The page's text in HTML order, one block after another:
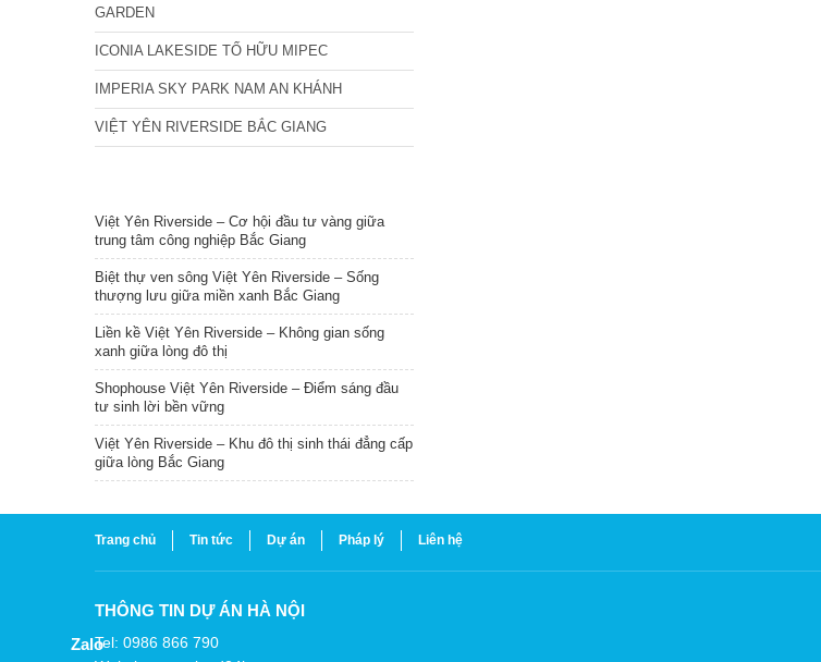
GARDEN
ICONIA LAKESIDE TỐ HỮU MIPEC
IMPERIA SKY PARK NAM AN KHÁNH
VIỆT YÊN RIVERSIDE BẮC GIANG
Việt Yên Riverside – Cơ hội đầu tư vàng giữa
trung tâm công nghiệp Bắc Giang
Biệt thự ven sông Việt Yên Riverside – Sống
thượng lưu giữa miền xanh Bắc Giang
Liền kề Việt Yên Riverside – Không gian sống
xanh giữa lòng đô thị
Shophouse Việt Yên Riverside – Điểm sáng đầu
tư sinh lời bền vững
Việt Yên Riverside – Khu đô thị sinh thái đẳng cấp
giữa lòng Bắc Giang
Trang chủ Tin tức Dự án Pháp lý Liên hệ
THÔNG TIN DỰ ÁN HÀ NỘI
Tel: 0986 866 790
Zalo